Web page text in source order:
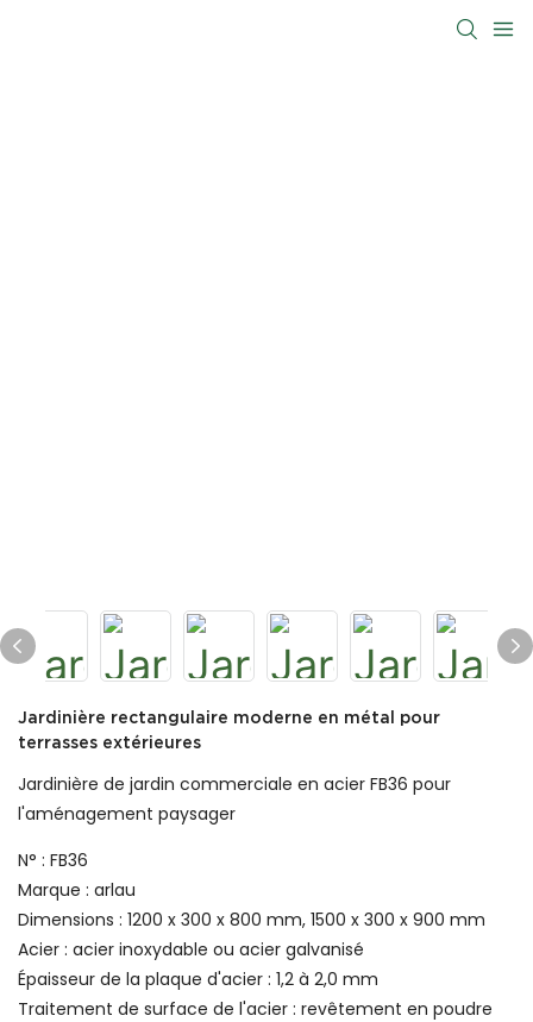
Jardinière rectangulaire moderne en métal pour
terrasses extérieures
Jardinière de jardin commerciale en acier FB36 pour
l'aménagement paysager
N° : FB36
Marque : arlau
Dimensions : 1200 x 300 x 800 mm, 1500 x 300 x 900 mm
Acier : acier inoxydable ou acier galvanisé
Épaisseur de la plaque d'acier : 1,2 à 2,0 mm
Traitement de surface de l'acier : revêtement en poudre